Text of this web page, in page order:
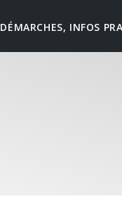
DÉMARCHES, INFOS